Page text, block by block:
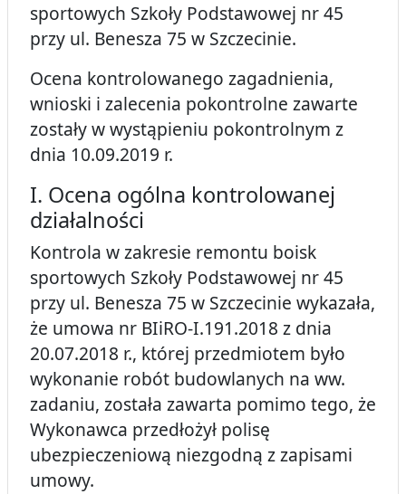
sportowych Szkoły Podstawowej nr 45
przy ul. Benesza 75 w Szczecinie.
Ocena kontrolowanego zagadnienia,
wnioski i zalecenia pokontrolne zawarte
zostały w wystąpieniu pokontrolnym z
dnia 10.09.2019 r.
I. Ocena ogólna kontrolowanej
działalności
Kontrola w zakresie remontu boisk
sportowych Szkoły Podstawowej nr 45
przy ul. Benesza 75 w Szczecinie wykazała,
że umowa nr BIiRO-I.191.2018 z dnia
20.07.2018 r., której przedmiotem było
wykonanie robót budowlanych na ww.
zadaniu, została zawarta pomimo tego, że
Wykonawca przedłożył polisę
ubezpieczeniową niezgodną z zapisami
umowy.